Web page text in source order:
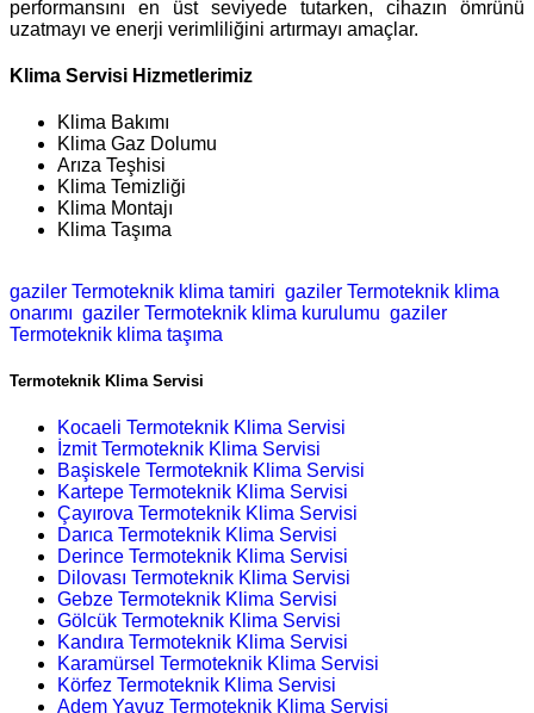
performansını en üst seviyede tutarken, cihazın ömrünü
uzatmayı ve enerji verimliliğini artırmayı amaçlar.
Klima Servisi Hizmetlerimiz
Klima Bakımı
Klima Gaz Dolumu
Arıza Teşhisi
Klima Temizliği
Klima Montajı
Klima Taşıma
gaziler Termoteknik klima tamiri gaziler Termoteknik klima
onarımı gaziler Termoteknik klima kurulumu gaziler
Termoteknik klima taşıma
Termoteknik Klima Servisi
Kocaeli Termoteknik Klima Servisi
İzmit Termoteknik Klima Servisi
Başiskele Termoteknik Klima Servisi
Kartepe Termoteknik Klima Servisi
Çayırova Termoteknik Klima Servisi
Darıca Termoteknik Klima Servisi
Derince Termoteknik Klima Servisi
Dilovası Termoteknik Klima Servisi
Gebze Termoteknik Klima Servisi
Gölcük Termoteknik Klima Servisi
Kandıra Termoteknik Klima Servisi
Karamürsel Termoteknik Klima Servisi
Körfez Termoteknik Klima Servisi
Adem Yavuz Termoteknik Klima Servisi